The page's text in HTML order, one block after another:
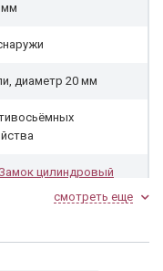
мм
диаметр 20 мм
цилиндровый
70 мм, ключ-ключ
смотреть еще